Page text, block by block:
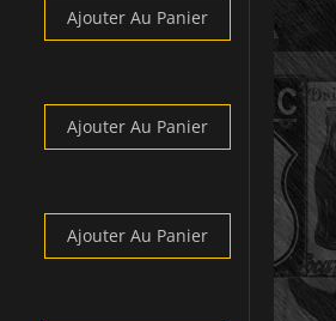
Ajouter Au Panier
Ajouter Au Panier
Ajouter Au Panier